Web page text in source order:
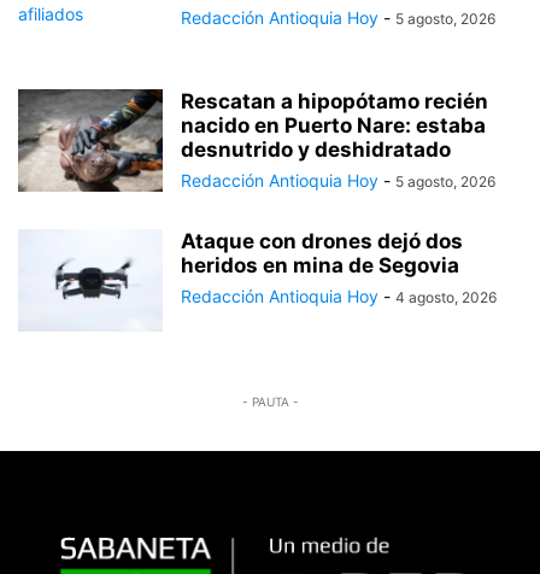
Redacción Antioquia Hoy - 5 agosto, 2026
Rescatan a hipopótamo recién
nacido en Puerto Nare: estaba
desnutrido y deshidratado
Redacción Antioquia Hoy - 5 agosto, 2026
Ataque con drones dejó dos
heridos en mina de Segovia
Redacción Antioquia Hoy - 4 agosto, 2026
- PAUTA -